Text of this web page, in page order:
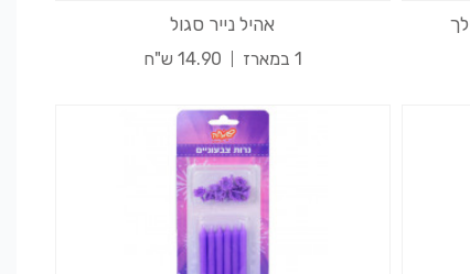
אהיל נייר סגול
1 במארז 14.90 ש"ח